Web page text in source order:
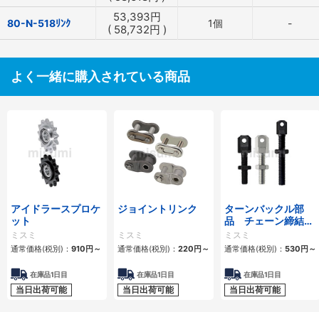
80-N-518ﾘﾝｸ 53,393円
( 58,732円 ) 1個 -
よく一緒に購入されている商品
アイドラースプロケ
ット
ミスミ
通常価格(税別)： 910円～
在庫品1日目
当日出荷可能
ジョイントリンク
ミスミ
通常価格(税別)： 220円～
在庫品1日目
当日出荷可能
ターンバックル部
品 チェーン締結
用 スタンダードタ
イプ・ロングタイプ
ミスミ
通常価格(税別)： 530円～
在庫品1日目
当日出荷可能